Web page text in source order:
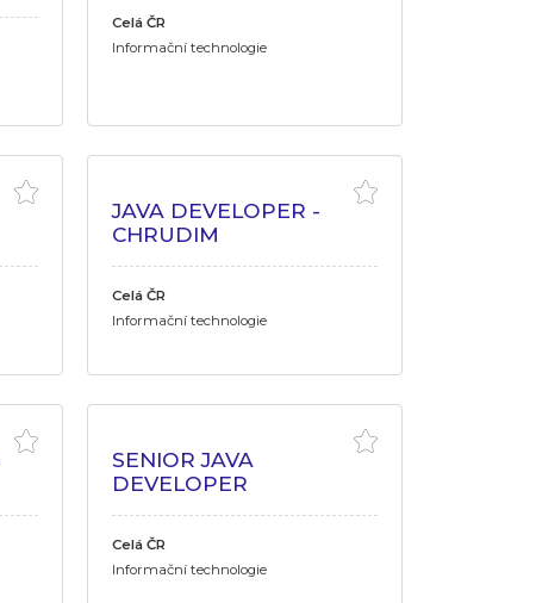
Celá ČR
Informační technologie
JAVA DEVELOPER -
CHRUDIM
Celá ČR
Informační technologie
SENIOR JAVA
DEVELOPER
Celá ČR
Informační technologie